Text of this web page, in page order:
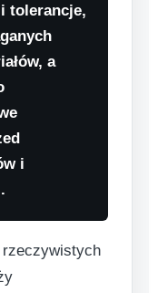
tolerancje,
a
i
rzeczywistych